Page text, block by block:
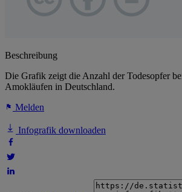
Beschreibung
Die Grafik zeigt die Anzahl der Todesopfer
Amokläufen in Deutschland.
Melden
Infografik downloaden